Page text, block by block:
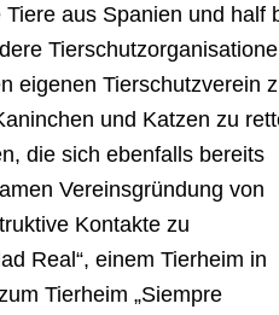
aus Spanien und half
eigenen Tierschutzverein
und Katzen zu
die sich ebenfalls bereits
Vereinsgründung von
Kontakte zu
Real“, einem Tierheim in
Tierheim „Siempre